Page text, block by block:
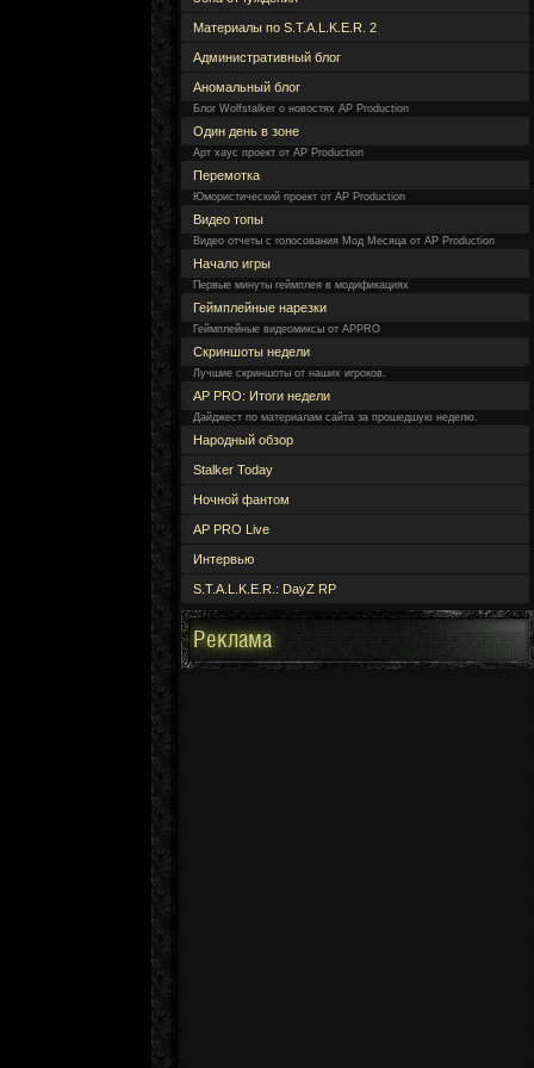
Материалы по S.T.A.L.K.E.R. 2
Административный блог
Аномальный блог
Блог Wolfstalker о новостях AP Production
Один день в зоне
Арт хаус проект от AP Production
Перемотка
Юмористический проект от AP Production
Видео топы
Видео отчеты с голосования Мод Месяца от AP Production
Начало игры
Первые минуты геймплея в модификациях
Геймплейные нарезки
Геймплейные видеомиксы от APPRO
Скриншоты недели
Лучшие скриншоты от наших игроков.
AP PRO: Итоги недели
Дайджест по материалам сайта за прошедшую неделю.
Народный обзор
Stalker Today
Ночной фантом
AP PRO Live
Интервью
S.T.A.L.K.E.R.: DayZ RP
Реклама